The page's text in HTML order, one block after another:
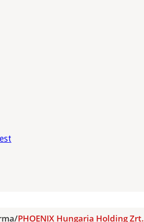
/PHOENIX Hungaria Holding Zrt.